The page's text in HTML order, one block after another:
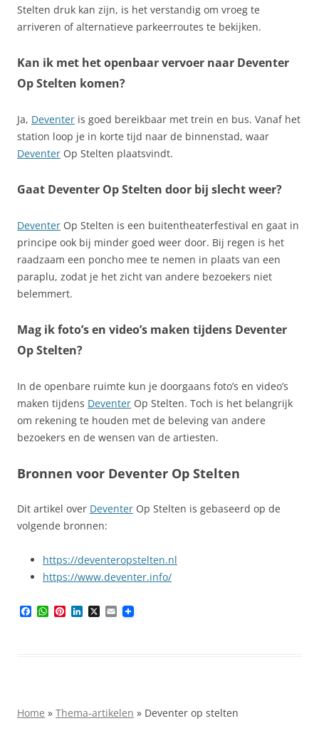
Stelten druk kan zijn, is het verstandig om vroeg te
arriveren of alternatieve parkeerroutes te bekijken.
Kan ik met het openbaar vervoer naar Deventer
Op Stelten komen?
Ja, Deventer is goed bereikbaar met trein en bus. Vanaf het
station loop je in korte tijd naar de binnenstad, waar
Deventer Op Stelten plaatsvindt.
Gaat Deventer Op Stelten door bij slecht weer?
Deventer Op Stelten is een buitentheaterfestival en gaat in
principe ook bij minder goed weer door. Bij regen is het
raadzaam een poncho mee te nemen in plaats van een
paraplu, zodat je het zicht van andere bezoekers niet
belemmert.
Mag ik foto’s en video’s maken tijdens Deventer
Op Stelten?
In de openbare ruimte kun je doorgaans foto’s en video’s
maken tijdens Deventer Op Stelten. Toch is het belangrijk
om rekening te houden met de beleving van andere
bezoekers en de wensen van de artiesten.
Bronnen voor Deventer Op Stelten
Dit artikel over Deventer Op Stelten is gebaseerd op de
volgende bronnen:
https://deventeropstelten.nl
https://www.deventer.info/
W P X E
m
Home » Thema-artikelen » Deventer op stelten